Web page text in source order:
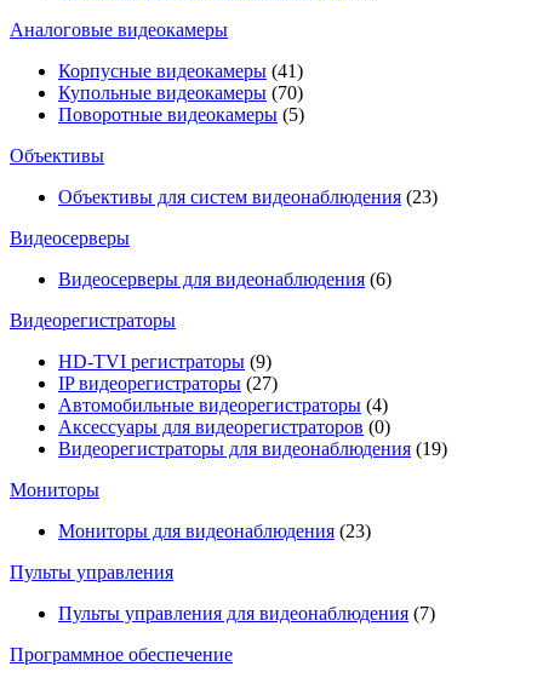
Аналоговые видеокамеры
Корпусные видеокамеры (41)
Купольные видеокамеры (70)
Поворотные видеокамеры (5)
Объективы
Объективы для систем видеонаблюдения (23)
Видеосерверы
Видеосерверы для видеонаблюдения (6)
Видеорегистраторы
HD-TVI регистраторы (9)
IP видеорегистраторы (27)
Автомобильные видеорегистраторы (4)
Аксессуары для видеорегистраторов (0)
Видеорегистраторы для видеонаблюдения (19)
Мониторы
Мониторы для видеонаблюдения (23)
Пульты управления
Пульты управления для видеонаблюдения (7)
Программное обеспечение